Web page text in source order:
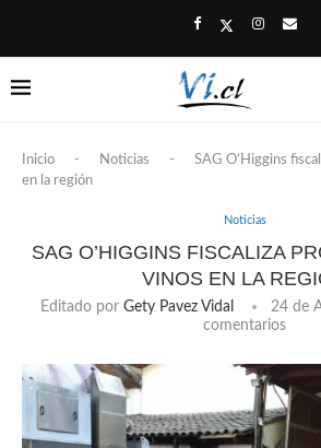
Inicio - Noticias -
SAG O’Higgins
en la región
Noticias
SAG O’HIGGINS FISCALIZA
VINOS EN LA
Editado por Gety Pavez Vidal 24 de
comentarios